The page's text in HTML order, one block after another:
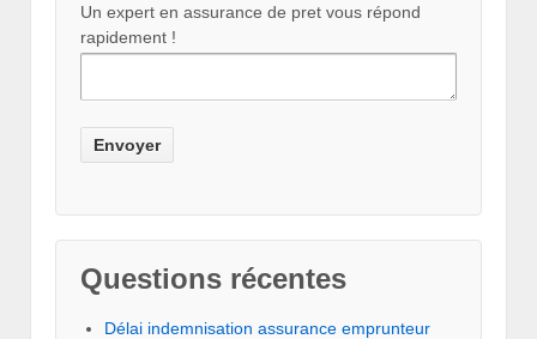
Un expert en assurance de pret vous répond
rapidement !
Questions récentes
Délai indemnisation assurance emprunteur